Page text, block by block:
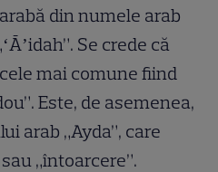
din numele arab
Se crede că
mai comune fiind
Este, de asemenea,
arab „Ayda”, care
„întoarcere”.